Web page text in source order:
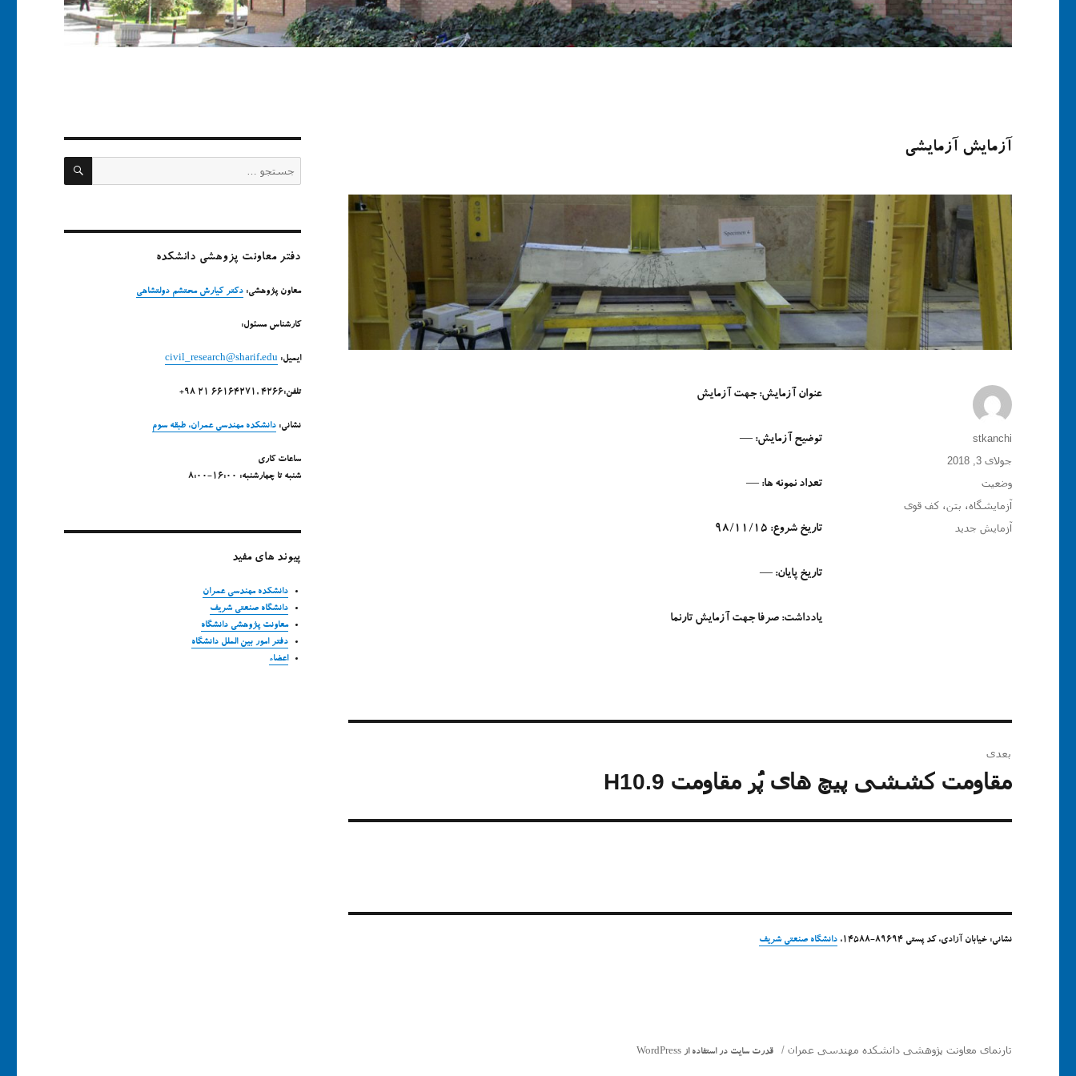
آزمایش آزمایشی
عنوان آزمایش: جهت آزمایش
توضیح آزمایش: —
تعداد نمونه ها: —
تاریخ شروع: 98/11/15
تاریخ پایان: —
یادداشت: صرفا جهت آزمایش تارنما
نویسنده
stkanchi
ارسال
در
جولای 3, 2018
ساختار
وضعیت
دسته‌ها
آزمایشگاه، بتن،کف قوی
برچسب‌ها
آزمایش جدید
نوشته
بعدی
نوشته
مقاومت کششی پیچ های پُر مقاومت H10.9
نشانی: خیابان آزادی، کد پستی 89694-14588، دانشگاه صنعتی شریف
جستجو
دفتر معاونت پزوهشی دانشکده
معاون پژوهشی: دکتر کیارش محتشم دولتشاهی
کارشناس مسئول:
ایمیل: civil_research@sharif.edu
تلفن:4266 ,66164271 21 98+
نشانی: دانشکده مهندسی عمران، طبقه سوم
ساعات کاری
شنبه تا چهارشنبه: 16:00-8:00
پیوند های مفید
دانشکده مهندسی عمران
دانشگاه صنعتی شریف
معاونت پژوهشی دانشگاه
دفتر امور بین الملل دانشگاه
اعضاء
تارنمای معاونت پژوهشی دانشکده مهندسی عمران قدرت سایت در استفاده از WordPress